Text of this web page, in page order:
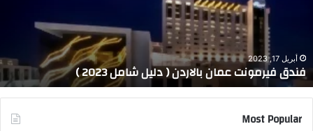
المدينة المحيطة، وتصل مساحة هذه الغرف إلى ٢٢ متر مربع.
ن
ت
ع
أبريل 17, 2023
فندق فيرمونت عمان بالاردن ( دليل شامل 2023 )
Most Popular